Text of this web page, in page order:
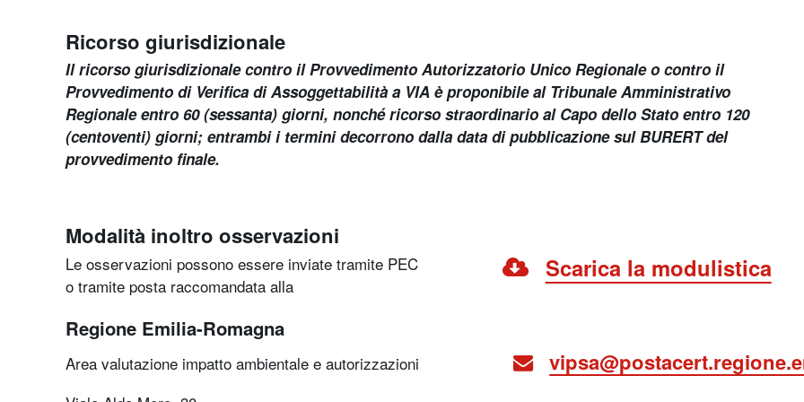
Ricorso giurisdizionale
Il ricorso giurisdizionale contro il Provvedimento Autorizzatorio Unico Regionale o contro il
Provvedimento di Verifica di Assoggettabilità a VIA è proponibile al Tribunale Amministrativo
Regionale entro 60 (sessanta) giorni, nonché ricorso straordinario al Capo dello Stato entro 120
(centoventi) giorni; entrambi i termini decorrono dalla data di pubblicazione sul BURERT del
provvedimento finale.
Modalità inoltro osservazioni
Le osservazioni possono essere inviate tramite PEC
o tramite posta raccomandata alla
Scarica la modulistica
Regione Emilia-Romagna
Area valutazione impatto ambientale e autorizzazioni